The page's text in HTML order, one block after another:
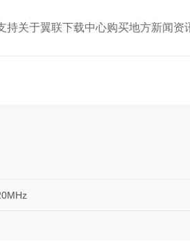
持关于翼联下载中心购买地方新闻资